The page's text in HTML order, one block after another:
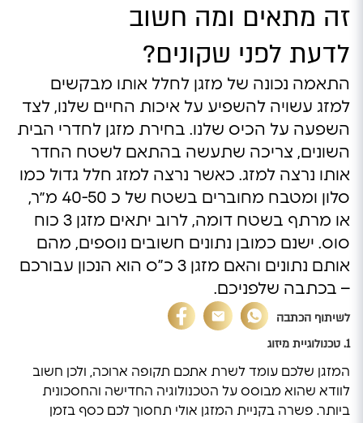
זה מתאים ומה חשוב
לדעת לפני שקונים?
התאמה נכונה של מזגן לחלל אותו מבקשים
למזג עשויה להשפיע על איכות החיים שלנו, לצד
השפעה על הכיס שלנו. בחירת מזגן לחדרי הבית
השונים, צריכה שתעשה בהתאם לשטח החדר
אותו נרצה למזג. כאשר נרצה למזג חלל גדול כמו
סלון ומטבח מחוברים בשטח של כ 40-50 מ״ר,
או מרתף בשטח דומה, לרוב יתאים מזגן 3 כוח
סוס. ישנם כמובן נתונים חשובים נוספים, מהם
אותם נתונים והאם מזגן 3 כ”ס הוא הנכון עבורכם
– בכתבה שלפניכם.
לשיתוף הכתבה
1. טכנולוגיית מיזוג
המזגן שלכם עומד לשרת אתכם תקופה ארוכה, ולכן חשוב
לוודא שהוא מבוסס על הטכנולוגיה החדישה והחסכונית
ביותר. פשרה בקניית המזגן אולי תחסוך לכם כסף בזמן